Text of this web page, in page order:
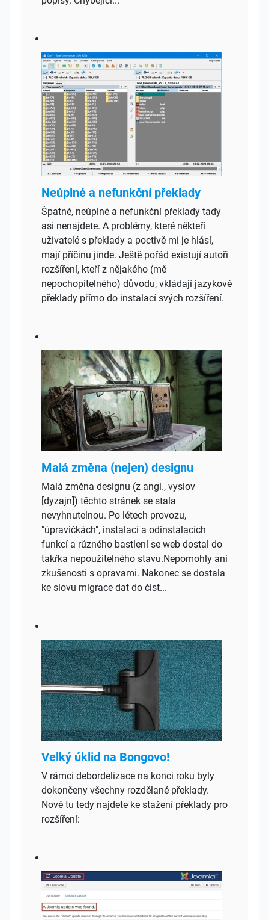
Neúplné a nefunkční překlady
Špatné, neúplné a nefunkční překlady tady
asi nenajdete. A problémy, které někteří
uživatelé s překlady a poctivě mi je hlásí,
mají příčinu jinde. Ještě pořád existují autoři
rozšíření, kteří z nějakého (mě
nepochopitelného) důvodu, vkládají jazykové
překlady přímo do instalací svých rozšíření.
Malá změna (nejen) designu
Malá změna designu (z angl., vyslov
[dyzajn]) těchto stránek se stala
nevyhnutelnou. Po létech provozu,
"úpravičkách", instalací a odinstalacích
funkcí a různého bastlení se web dostal do
takřka nepoužitelného stavu.Nepomohly ani
zkušenosti s opravami. Nakonec se dostala
ke slovu migrace dat do čist...
Velký úklid na Bongovo!
V rámci debordelizace na konci roku byly
dokončeny všechny rozdělané překlady.
Nově tu tedy najdete ke stažení překlady pro
rozšíření: